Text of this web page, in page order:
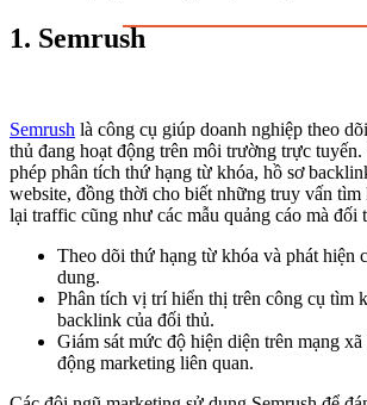
1. Semrush
Semrush là công cụ giúp doanh nghiệp theo
thủ đang hoạt động trên môi trường trực
phép phân tích thứ hạng từ khóa, hồ sơ
website, đồng thời cho biết những truy vấn tìm
lại traffic cũng như các mẫu quảng cáo mà đối
Theo dõi thứ hạng từ khóa và phát hiện
dung.
Phân tích vị trí hiển thị trên công cụ tìm
backlink của đối thủ.
Giám sát mức độ hiện diện trên mạng
động marketing liên quan.